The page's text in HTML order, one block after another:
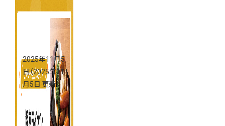
2025年11月5
日（2025年11
月5日 更新）